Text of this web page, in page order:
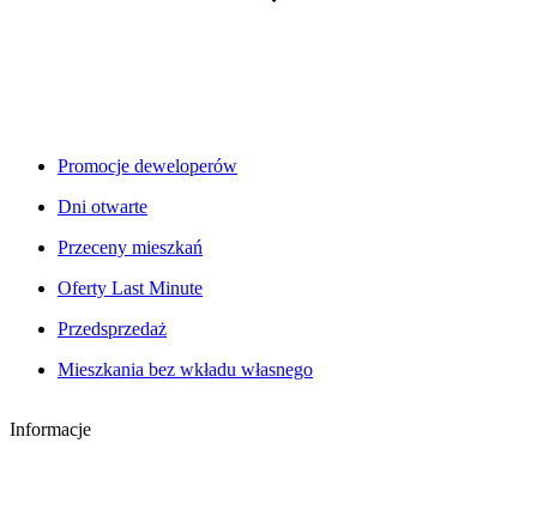
Promocje deweloperów
Dni otwarte
Przeceny mieszkań
Oferty Last Minute
Przedsprzedaż
Mieszkania bez wkładu własnego
Informacje